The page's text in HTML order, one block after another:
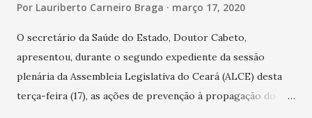
Por Lauriberto Carneiro Braga março 17, 2020
O secretário da Saúde do Estado, Doutor Cabeto,
apresentou, durante o segundo expediente da sessão
plenária da Assembleia Legislativa do Ceará (ALCE) desta
terça-feira (17), as ações de prevenção à propagação do